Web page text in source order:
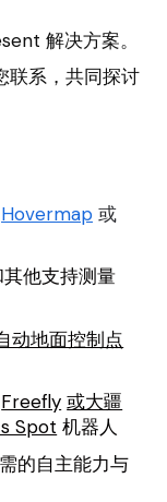
解决方案。
联系，共同探讨
Hovermap 或
他支持测量
动地面控制点
Freefly 或大疆
Spot 机器人
的自主能力与